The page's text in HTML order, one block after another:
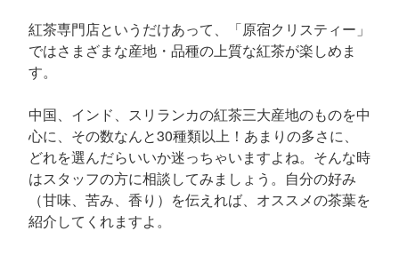
紅茶専門店というだけあって、「原宿クリスティー」
ではさまざまな産地・品種の上質な紅茶が楽しめま
す。
中国、インド、スリランカの紅茶三大産地のものを中
心に、その数なんと30種類以上！あまりの多さに、
どれを選んだらいいか迷っちゃいますよね。そんな時
はスタッフの方に相談してみましょう。自分の好み
（甘味、苦み、香り）を伝えれば、オススメの茶葉を
紹介してくれますよ。